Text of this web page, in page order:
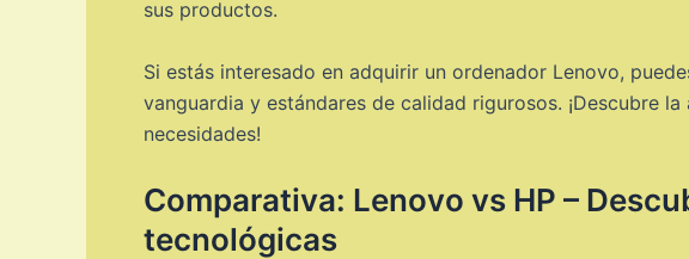
sus productos.
Si estás interesado en adquirir un ordenador Lenovo,
vanguardia y estándares de calidad rigurosos. ¡Descubre
necesidades!
Comparativa: Lenovo vs HP –
tecnológicas